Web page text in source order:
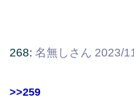
268: 名無しさん 2023/
>>259